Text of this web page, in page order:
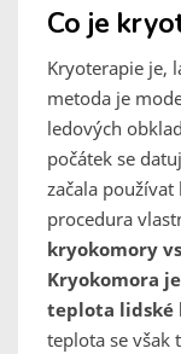
Co je
Kryoterapie je,
metoda je
ledových
počátek se
začala
procedura
kryokomory
Kryokomora
teplota lidské
teplota se však